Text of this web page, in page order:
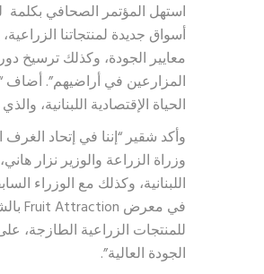
استهل المؤتمر الصحافي
أسواق جديدة لمنتجاتنا
معايير الجودة، وكذلك ترسيخ
المزارعين في أراضيهم”.
الحياة الإقتصادية اللبنانية،
وأكد شقير “إننا في إتحاد الغرف
وزراة الزراعة والوزير نزار
للمنتجات الزراعية الطازجة،
الجودة العالية”.